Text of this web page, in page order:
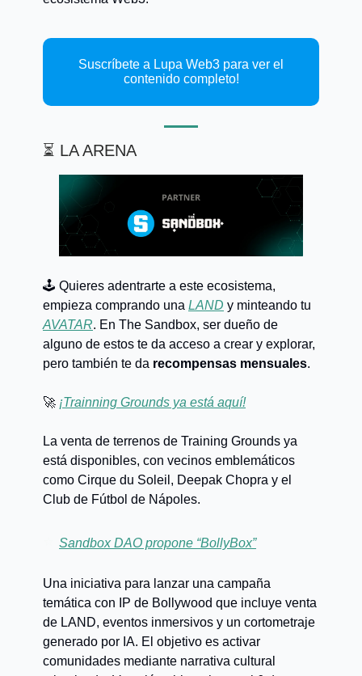
Suscríbete a Lupa Web3 para ver el
contenido completo!
⏳ LA ARENA
🕹️ Quieres adentrarte a este ecosistema,
empieza comprando una LAND y minteando tu
AVATAR. En The Sandbox, ser dueño de
alguno de estos te da acceso a crear y explorar,
pero también te da recompensas mensuales.
🚀 ¡Trainning Grounds ya está aquí!
La venta de terrenos de Training Grounds ya
está disponibles, con vecinos emblemáticos
como Cirque du Soleil, Deepak Chopra y el
Club de Fútbol de Nápoles.
Sandbox DAO propone “BollyBox”
Una iniciativa para lanzar una campaña
temática con IP de Bollywood que incluye venta
de LAND, eventos inmersivos y un cortometraje
generado por IA. El objetivo es activar
comunidades mediante narrativa cultural